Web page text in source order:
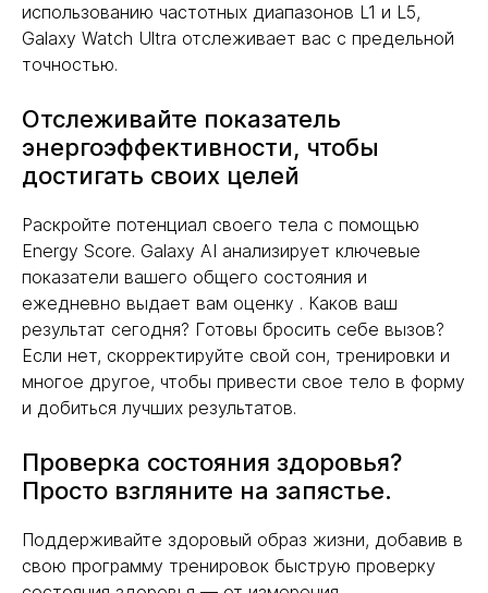
использованию частотных диапазонов L1 и L5,
Galaxy Watch Ultra отслеживает вас с предельной
точностью.
Отслеживайте показатель
энергоэффективности, чтобы
достигать своих целей
Раскройте потенциал своего тела с помощью
Energy Score. Galaxy AI анализирует ключевые
показатели вашего общего состояния и
ежедневно выдает вам оценку . Каков ваш
результат сегодня? Готовы бросить себе вызов?
Если нет, скорректируйте свой сон, тренировки и
многое другое, чтобы привести свое тело в форму
и добиться лучших результатов.
Проверка состояния здоровья?
Просто взгляните на запястье.
Поддерживайте здоровый образ жизни, добавив в
свою программу тренировок быструю проверку